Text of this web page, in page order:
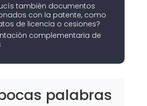
también documentos
con la patente, como
de licencia o cesiones?
complementaria de
palabras